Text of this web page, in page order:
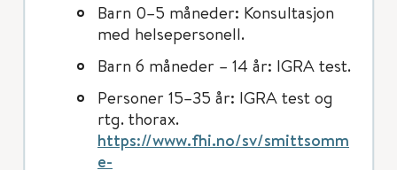
Barn 0–5 måneder: Konsultasjon
med helsepersonell.
Barn 6 måneder – 14 år: IGRA test.
Personer 15–35 år: IGRA test og
rtg. thorax.
https://www.fhi.no/sv/smittsomm
e-